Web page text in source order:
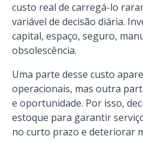
custo real de carregá-lo
variável de decisão diária.
capital, espaço, seguro,
obsolescência.
Uma parte desse custo
operacionais, mas outra
e oportunidade. Por isso,
estoque para garantir
no curto prazo e deteriorar